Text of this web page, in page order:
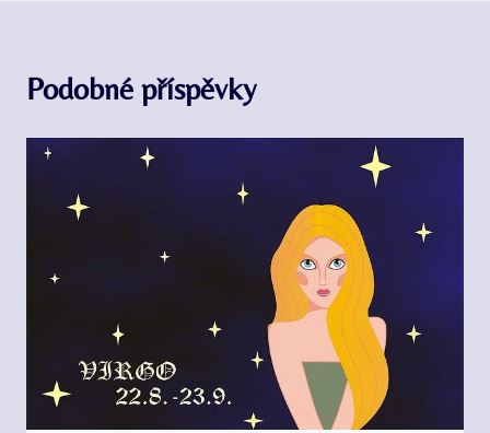
Podobné příspěvky